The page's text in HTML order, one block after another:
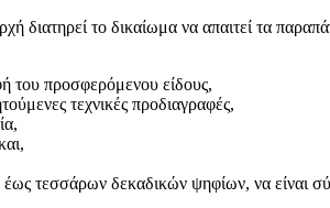
διατηρεί το δικαίωμα να απαιτεί τα
του προσφερόμενου είδους,
τεχνικές προδιαγραφές,
τεσσάρων δεκαδικών ψηφίων, να είναι